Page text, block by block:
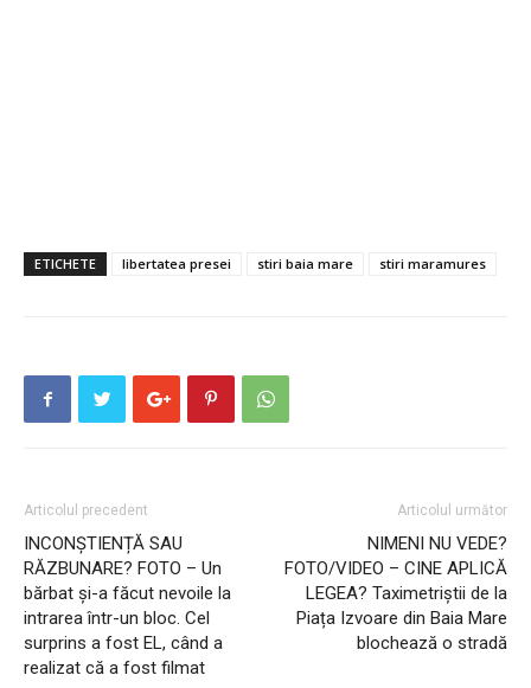
ETICHETE libertatea presei stiri baia mare stiri maramures
Articolul precedent
INCONȘTIENȚĂ SAU
RĂZBUNARE? FOTO – Un
bărbat și-a făcut nevoile la
intrarea într-un bloc. Cel
surprins a fost EL, când a
realizat că a fost filmat
Articolul următor
NIMENI NU VEDE?
FOTO/VIDEO – CINE APLICĂ
LEGEA? Taximetriștii de la
Piața Izvoare din Baia Mare
blochează o stradă